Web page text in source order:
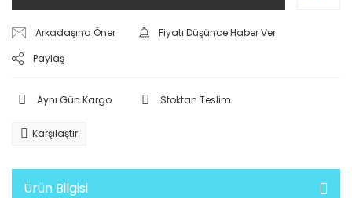
Arkadaşına Öner
Fiyatı Düşünce Haber Ver
Paylaş
Aynı Gün Kargo Stoktan Teslim
Karşılaştır
Ürün Bilgisi